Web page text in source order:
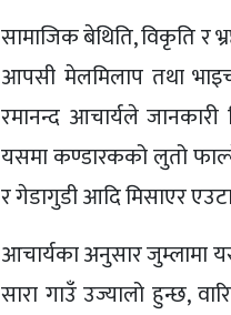
सामाजिक बेथिति, विकृति र
आपसी मेलमिलाप तथा
रमानन्द आचार्यले
यसमा कण्डारकको लुतो
र गेडागुडी आदि मिसाएर
आचार्यका अनुसार जुम्लामा
सारा गाउँ उज्यालो हुन्छ,